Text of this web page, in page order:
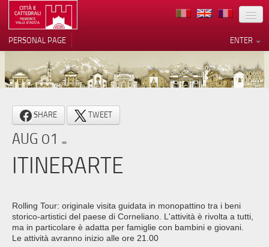
LOCATION
ARCHITECTURE
MUSEUMS
ITINERARIES
EVENTS
VOLUNTEERS
CONTACTS
ENTER
PERSONAL PAGE
SHARE TWEET
AUG 01
ITINERARTE
Rolling Tour: originale visita guidata in monopattino tra i beni
storico-artistici del paese di Corneliano. L'attività è rivolta a tutti,
ma in particolare è adatta per famiglie con bambini e giovani.
Le attività avranno inizio alle ore 21.00
Notice at collection
Your Privacy Choices